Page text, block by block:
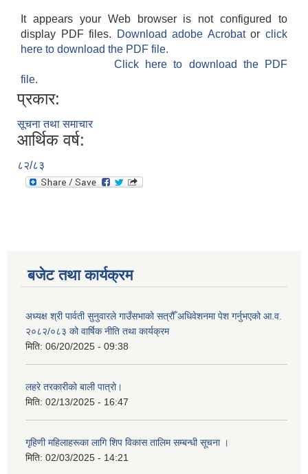
It appears your Web browser is not configured to
display PDF files.
Download adobe Acrobatorclick
here to download the PDF file.
Click here to download the PDF
file.
प्रकार:
सूचना तथा समाचार
आर्थिक वर्ष:
८२/८३
बजेट तथा कार्यक्रम
अध्यक्ष श्री पार्वती सुनुवारले गाउँसभाको सत्रौँ अधिवेशनमा पेश गर्नुभएको आ.व.
२०८२/०८३ को वार्षिक नीति तथा कार्यक्रम
मिति: 06/20/2025 - 09:38
लहरे तरकारीको बाली पात्रो।
मिति: 02/13/2025 - 16:47
गृहिणी महिलाहरूका लागि शिप विकास तालिम सम्बन्धी सूचना ‌।
मिति: 02/03/2025 - 14:21